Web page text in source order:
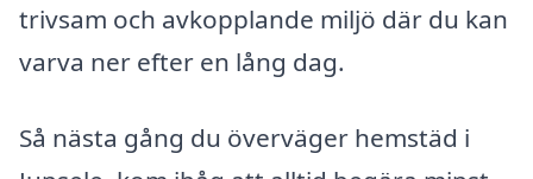
trivsam och avkopplande miljö där du kan
varva ner efter en lång dag.
Så nästa gång du överväger hemstäd i